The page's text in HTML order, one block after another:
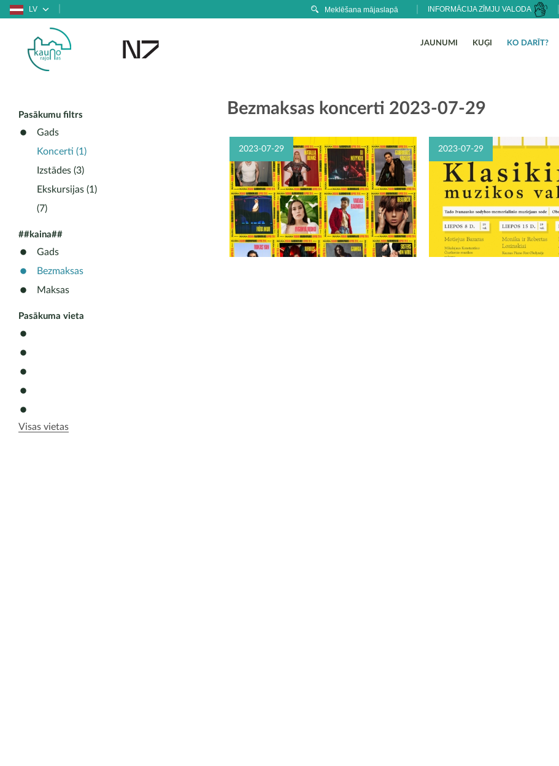
LV INFORMĀCIJA ZĪMJU VALODA
JAUNUMI KUĢI KO DARĪT?
Pasākumu filtrs
Gads
Koncerti (1)
Izstādes (3)
Ekskursijas (1)
(7)
##kaina##
Gads
Bezmaksas
Maksas
Pasākuma vieta
Visas vietas
Bezmaksas koncerti 2023-07-29
2023-07-29 2023-07-29